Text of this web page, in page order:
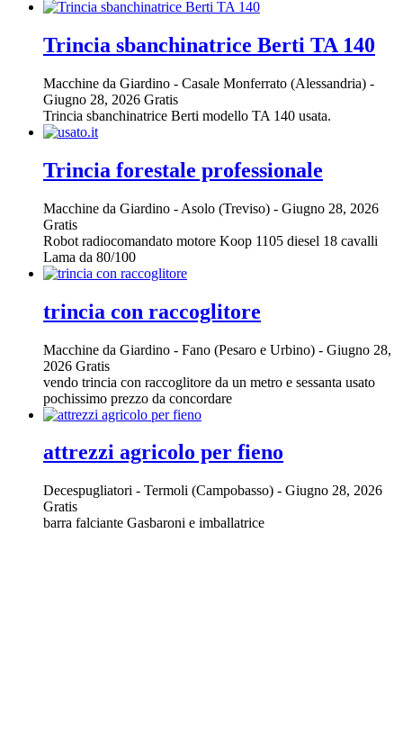
Trincia sbanchinatrice Berti TA 140
Macchine da Giardino - Casale Monferrato (Alessandria) -
Giugno 28, 2026 Gratis
Trincia sbanchinatrice Berti modello TA 140 usata.
Trincia forestale professionale
Macchine da Giardino - Asolo (Treviso) - Giugno 28, 2026
Gratis
Robot radiocomandato motore Koop 1105 diesel 18 cavalli
Lama da 80/100
trincia con raccoglitore
Macchine da Giardino - Fano (Pesaro e Urbino) - Giugno 28,
2026 Gratis
vendo trincia con raccoglitore da un metro e sessanta usato
pochissimo prezzo da concordare
attrezzi agricolo per fieno
Decespugliatori - Termoli (Campobasso) - Giugno 28, 2026
Gratis
barra falciante Gasbaroni e imballatrice